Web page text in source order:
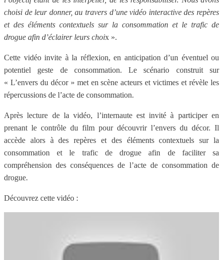
choisi de leur donner, au travers d’une vidéo interactive des repères
et des éléments contextuels sur la consommation et le trafic de
drogue afin d’éclairer leurs choix ».
Cette vidéo invite à la réflexion, en anticipation d’un éventuel ou
potentiel geste de consommation. Le scénario construit sur
« L’envers du décor » met en scène acteurs et victimes et révèle les
répercussions de l’acte de consommation.
Après lecture de la vidéo, l’internaute est invité à participer en
prenant le contrôle du film pour découvrir l’envers du décor. Il
accède alors à des repères et des éléments contextuels sur la
consommation et le trafic de drogue afin de faciliter sa
compréhension des conséquences de l’acte de consommation de
drogue.
Découvrez cette vidéo :